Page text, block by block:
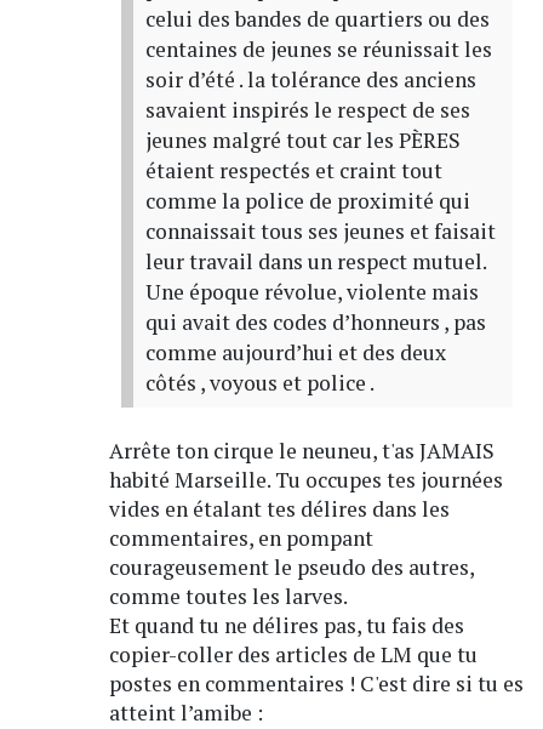
celui des bandes de quartiers ou des
centaines de jeunes se réunissait les
soir d’été . la tolérance des anciens
savaient inspirés le respect de ses
jeunes malgré tout car les PÈRES
étaient respectés et craint tout
comme la police de proximité qui
connaissait tous ses jeunes et faisait
leur travail dans un respect mutuel.
Une époque révolue, violente mais
qui avait des codes d’honneurs , pas
comme aujourd’hui et des deux
côtés , voyous et police .
Arrête ton cirque le neuneu, t'as JAMAIS
habité Marseille. Tu occupes tes journées
vides en étalant tes délires dans les
commentaires, en pompant
courageusement le pseudo des autres,
comme toutes les larves.
Et quand tu ne délires pas, tu fais des
copier-coller des articles de LM que tu
postes en commentaires ! C'est dire si tu es
atteint l’amibe :